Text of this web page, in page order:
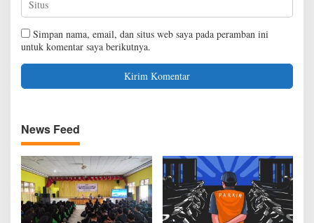
Simpan nama, email, dan situs web saya pada peramban ini
untuk komentar saya berikutnya.
News Feed